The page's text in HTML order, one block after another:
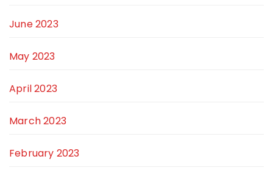
June 2023
May 2023
April 2023
March 2023
February 2023